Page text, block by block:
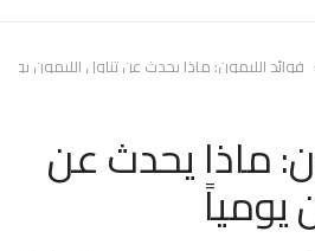
فوائد الليمون: ماذا يحدث عن تناول الليمون
ماذا يحدث عن
يومياً